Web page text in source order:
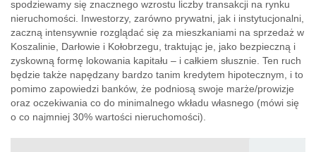
spodziewamy się znacznego wzrostu liczby transakcji na rynku
nieruchomości. Inwestorzy, zarówno prywatni, jak i instytucjonalni,
zaczną intensywnie rozglądać się za mieszkaniami na sprzedaż w
Koszalinie, Darłowie i Kołobrzegu, traktując je, jako bezpieczną i
zyskowną formę lokowania kapitału – i całkiem słusznie. Ten ruch
będzie także napędzany bardzo tanim kredytem hipotecznym, i to
pomimo zapowiedzi banków, że podniosą swoje marże/prowizje
oraz oczekiwania co do minimalnego wkładu własnego (mówi się
o co najmniej 30% wartości nieruchomości).